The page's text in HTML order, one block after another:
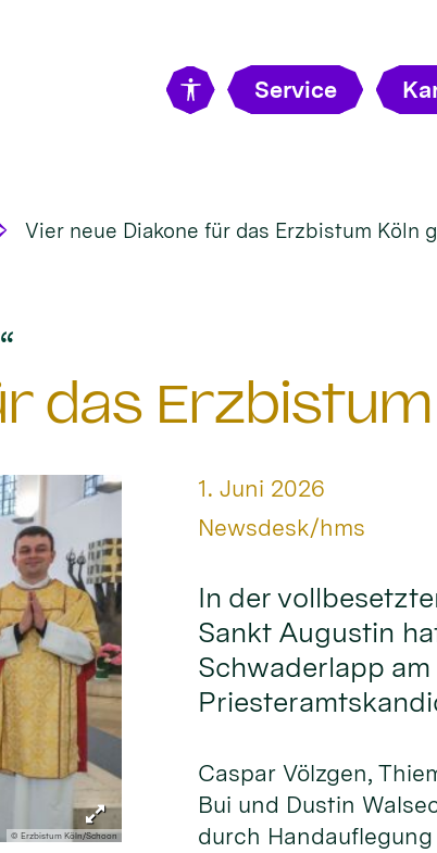
Service
Vier neue Diakone für das Erzbistum Köln
das
© Erzbistum Köln/Schoon
Datum:
1. Juni 2026
Von:
Newsdesk/hms
In der
Sankt Augustin
Schwaderlapp
Caspar Völzgen,
Bui und Dustin
durch